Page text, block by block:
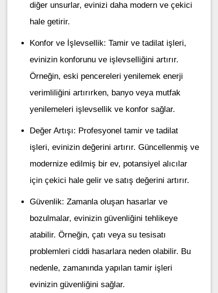
diğer unsurlar, evinizi daha modern ve çekici
hale getirir.
Konfor ve İşlevsellik: Tamir ve tadilat işleri,
evinizin konforunu ve işlevselliğini artırır.
Örneğin, eski pencereleri yenilemek enerji
verimliliğini artırırken, banyo veya mutfak
yenilemeleri işlevsellik ve konfor sağlar.
Değer Artışı: Profesyonel tamir ve tadilat
işleri, evinizin değerini artırır. Güncellenmiş ve
modernize edilmiş bir ev, potansiyel alıcılar
için çekici hale gelir ve satış değerini artırır.
Güvenlik: Zamanla oluşan hasarlar ve
bozulmalar, evinizin güvenliğini tehlikeye
atabilir. Örneğin, çatı veya su tesisatı
problemleri ciddi hasarlara neden olabilir. Bu
nedenle, zamanında yapılan tamir işleri
evinizin güvenliğini sağlar.